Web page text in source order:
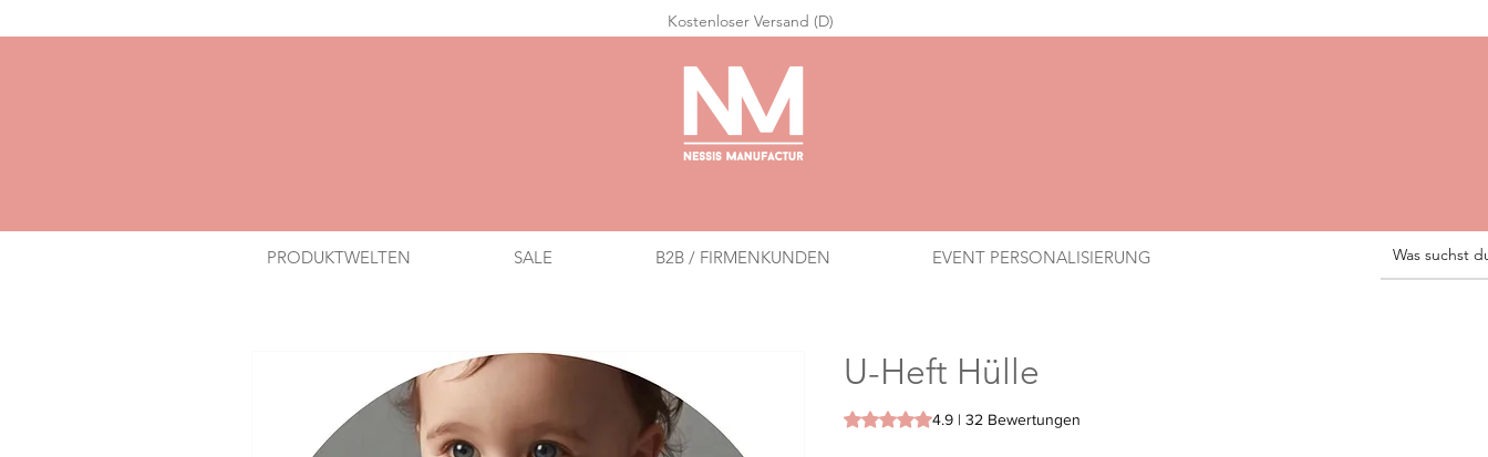
Kostenloser Versand (D)
PRODUKTWELTEN SALE B2B / FIRMENKUNDEN EVENT PERSONALISIERUNG
U-Heft Hülle
Das Rating beträgt 4.9 von fünf Sternen, basierend auf 32 Bewertungen.
4.9 | 32 Bewertungen